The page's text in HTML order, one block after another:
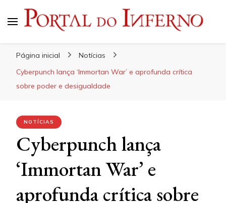
Página inicial
Notícias
Cyberpunch lança ‘Immortan War’ e aprofunda crítica
sobre poder e desigualdade
NOTÍCIAS
Cyberpunch lança
‘Immortan War’ e
aprofunda crítica sobre